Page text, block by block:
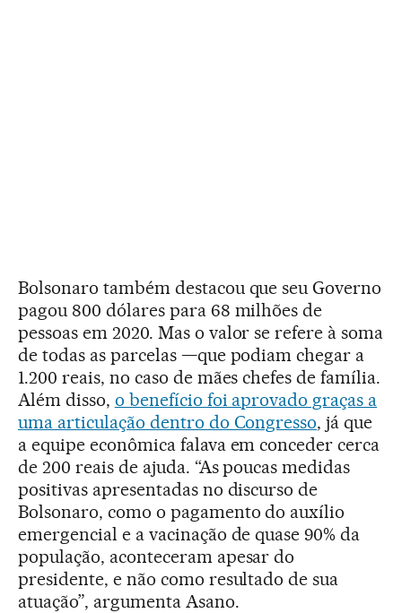
Bolsonaro também destacou que seu Governo
pagou 800 dólares para 68 milhões de
pessoas em 2020. Mas o valor se refere à soma
de todas as parcelas —que podiam chegar a
1.200 reais, no caso de mães chefes de família.
Além disso, o benefício foi aprovado graças a
uma articulação dentro do Congresso, já que
a equipe econômica falava em conceder cerca
de 200 reais de ajuda. “As poucas medidas
positivas apresentadas no discurso de
Bolsonaro, como o pagamento do auxílio
emergencial e a vacinação de quase 90% da
população, aconteceram apesar do
presidente, e não como resultado de sua
atuação”, argumenta Asano.